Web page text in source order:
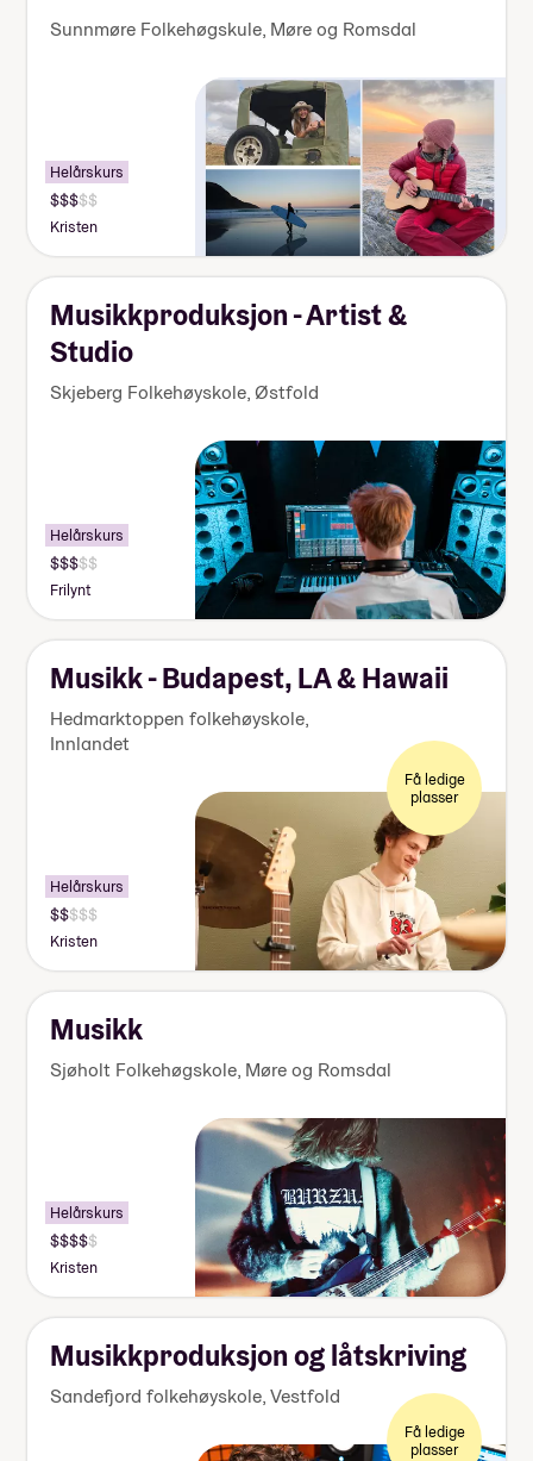
Sunnmøre Folkehøgskule, Møre og Romsdal
Helårskurs
Pris:
140
155
000
Kristen
Musikkproduksjon - Artist &
Studio
Skjeberg Folkehøyskole,Østfold
Helårskurs
Pris:
140
155
000
Frilynt
Musikk - Budapest, LA & Hawaii
Hedmarktoppen folkehøyskole,
Innlandet
Få ledige
plasser
Helårskurs
Pris:
125
140
000
kr
Kristen
Musikk
Sjøholt Folkehøgskole, Møre og Romsdal
Helårskurs
Pris:
155
170
000
Kristen
Musikkproduksjon og låtskriving
Sandefjord folkehøyskole,Vestfold
Få ledige
plasser